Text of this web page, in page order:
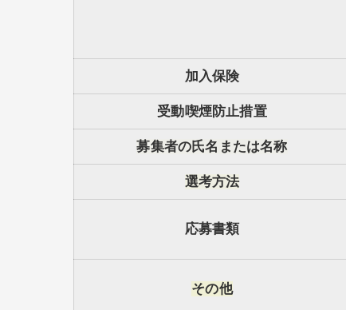
加入保険
受動喫煙防止措置
募集者の氏名または名称
選考方法
応募書類
その他